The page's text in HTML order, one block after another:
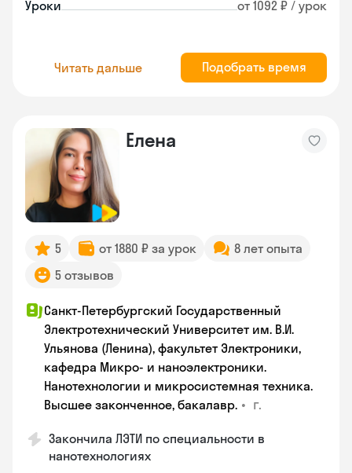
Уроки от 1092 ₽ / урок
Читать дальше Подобрать время
Елена
5 от 1880 ₽ за урок
8 лет опыта
5 отзывов
Санкт-Петербургский Государственный
Электротехнический Университет им. В.И.
Ульянова (Ленина), факультет Электроники,
кафедра Микро- и наноэлектроники.
Нанотехнологии и микросистемная техника.
Высшее законченное, бакалавр. • г.
Закончила ЛЭТИ по специальности в
нанотехнологиях